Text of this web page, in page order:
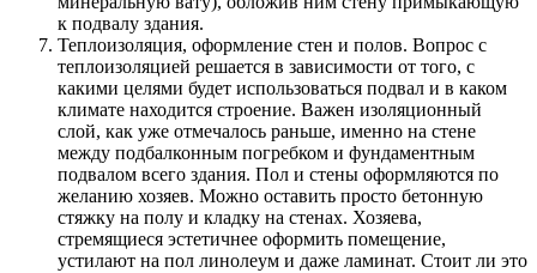
к подвалу здания.
Теплоизоляция, оформление стен и полов. Вопрос с
теплоизоляцией решается в зависимости от того, с
какими целями будет использоваться подвал и в каком
климате находится строение. Важен изоляционный
слой, как уже отмечалось раньше, именно на стене
между подбалконным погребком и фундаментным
подвалом всего здания. Пол и стены оформляются по
желанию хозяев. Можно оставить просто бетонную
стяжку на полу и кладку на стенах. Хозяева,
стремящиеся эстетичнее оформить помещение,
устилают на пол линолеум и даже ламинат. Стоит ли это